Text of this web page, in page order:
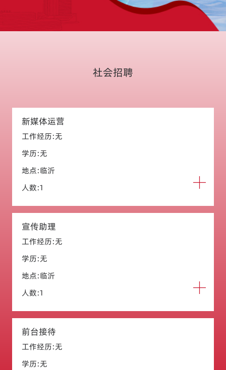
社会招聘
新媒体运营
工作经历:无
学历:无
地点:临沂
人数:1
宣传助理
工作经历:无
学历:无
地点:临沂
人数:1
前台接待
工作经历:无
学历:无